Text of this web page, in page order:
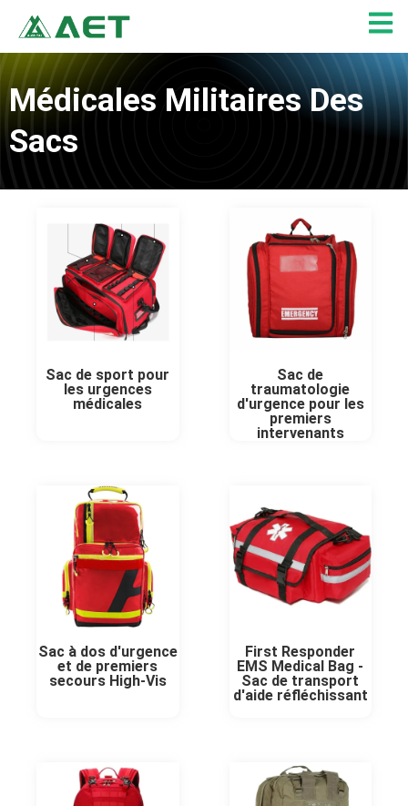
contenu
Médicales Militaires Des
Sacs
Sac de sport pour
les urgences
médicales
Sac de
traumatologie
d'urgence pour les
premiers
intervenants
Sac à dos d'urgence
et de premiers
secours High-Vis
First Responder
EMS Medical Bag -
Sac de transport
d'aide réfléchissant